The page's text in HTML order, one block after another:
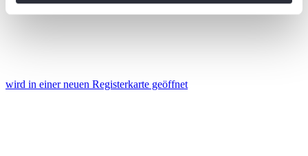
wird in einer neuen Registerkarte geöffnet